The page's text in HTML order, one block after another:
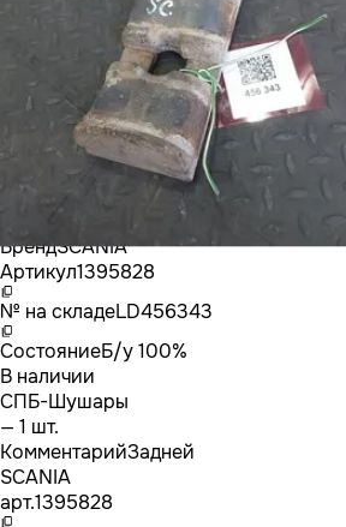
БрендSCANIA
Артикул1395828
№ на складеLD456343
СостояниеБ/у 100%
В наличии
СПБ-Шушары
— 1 шт.
КомментарийЗадней
SCANIA
арт.1395828